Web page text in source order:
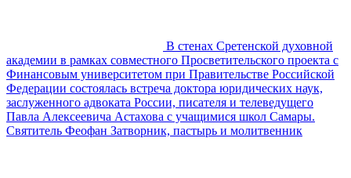
В стенах Сретенской духовной
академии в рамках совместного Просветительского проекта с
Финансовым университетом при Правительстве Российской
Федерации состоялась встреча доктора юридических наук,
заслуженного адвоката России, писателя и телеведущего
Павла Алексеевича Астахова с учащимися школ Самары.
Святитель Феофан Затворник, пастырь и молитвенник